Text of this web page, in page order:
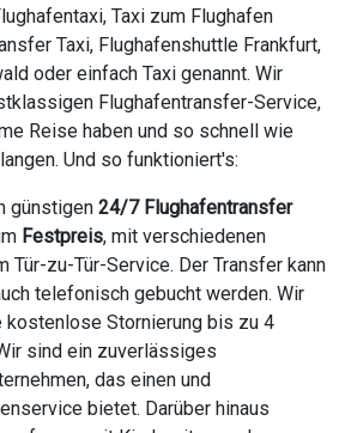
Taxi zum Flughafen
Taxi, Flughafenshuttle Frankfurt,
oder einfach Taxi genannt. Wir
Flughafentransfer-Service,
Reise haben und so schnell wie
Und so funktioniert's:
günstigen 24/7 Flughafentransfer
Festpreis, mit verschiedenen
Tür-zu-Tür-Service. Der Transfer kann
telefonisch gebucht werden. Wir
kostenlose Stornierung bis zu 4
sind ein zuverlässiges
das einen und
bietet. Darüber hinaus